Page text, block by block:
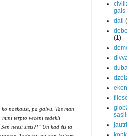
noskaust, pa galvu. Tas man
tērpto veceni sēdeklī
neesi sists?!" Un kad šis tā
gals
dati
(1)
jautri